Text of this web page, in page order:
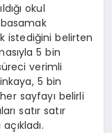
okul
istediğini belirten
5 bin
verimli
5 bin
sayfayı belirli
satır satır